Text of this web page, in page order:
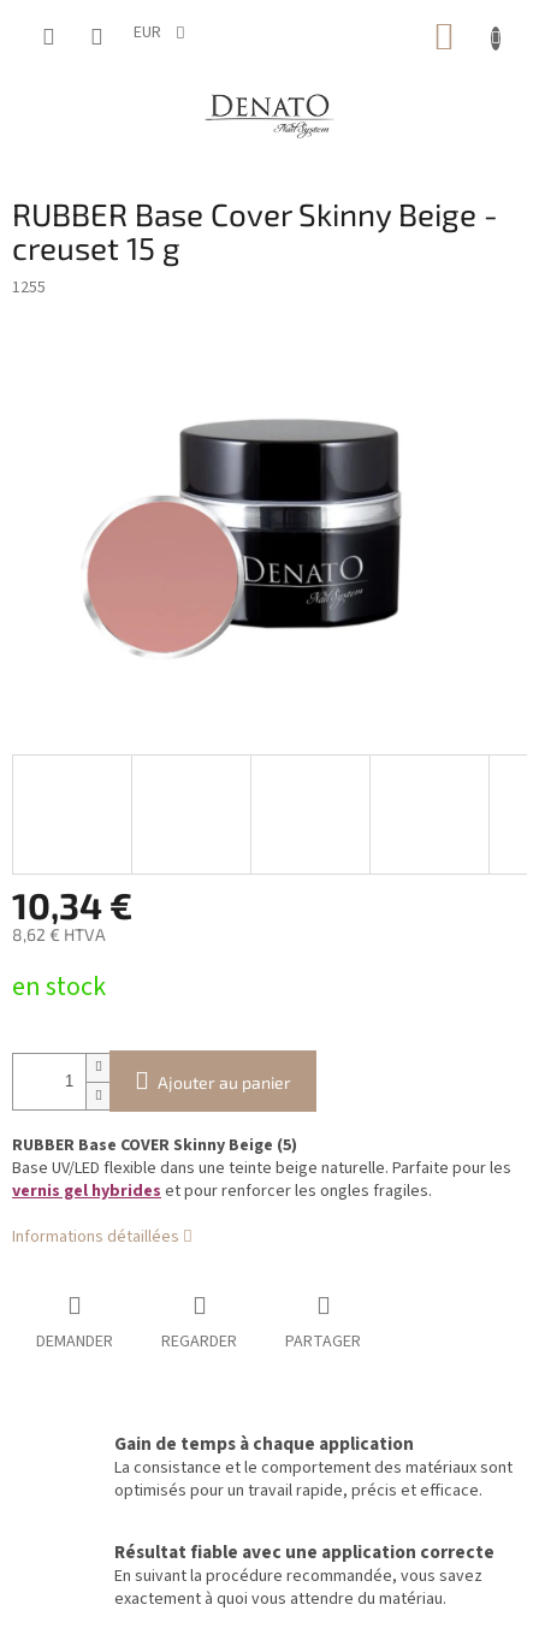
EUR
PANIER
RUBBER Base Cover Skinny Beige -
creuset 15 g
1255
10,34 €
8,62 € HTVA
de
en stock
Ajouter au panier
RUBBER Base COVER Skinny Beige (5)
Base UV/LED flexible dans une teinte beige naturelle. Parfaite pour les
vernis gel hybrideset pour renforcer les ongles fragiles.
Informations détaillées
DEMANDER REGARDER PARTAGER
Gain de temps à chaque application
La consistance et le comportement des matériaux sont
optimisés pour un travail rapide, précis et efficace.
Résultat fiable avec une application correcte
En suivant la procédure recommandée, vous savez
exactement à quoi vous attendre du matériau.